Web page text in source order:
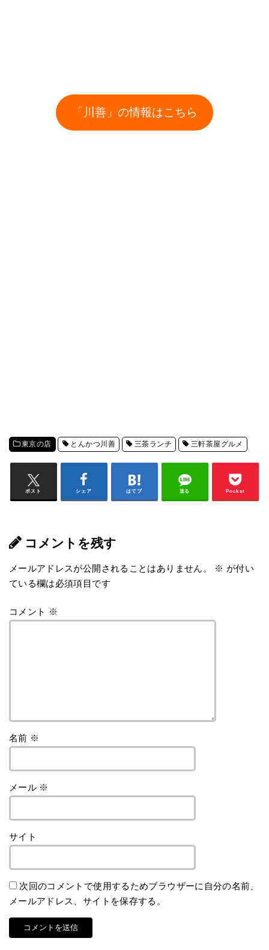
「川善」の情報はこちら
東京の店 とんかつ川善 三茶ランチ 三軒茶屋グルメ
ポスト シェア はてブ 送る Pocket
コメントを残す
メールアドレスが公開されることはありません。 ※ が付い
ている欄は必須項目です
コメント ※
名前 ※
メール ※
サイト
次回のコメントで使用するためブラウザーに自分の名前、
メールアドレス、サイトを保存する。